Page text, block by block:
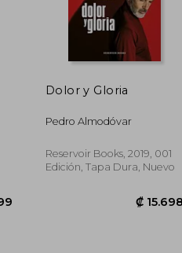
Dolor y Gloria
Pedro Almodóvar
Reservoir Books, 2019, 001
Edición, Tapa Dura, Nuevo